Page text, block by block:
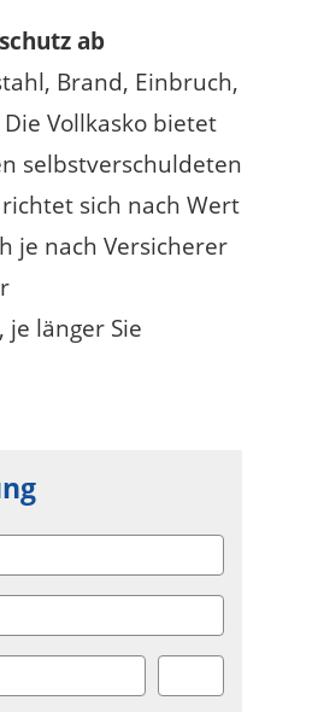
ab
Brand, Einbruch,
Vollkasko bietet
selbstverschuldeten
sich nach Wert
je nach Versicherer
länger Sie